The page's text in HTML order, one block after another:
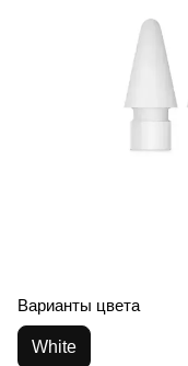
Варианты цвета
White